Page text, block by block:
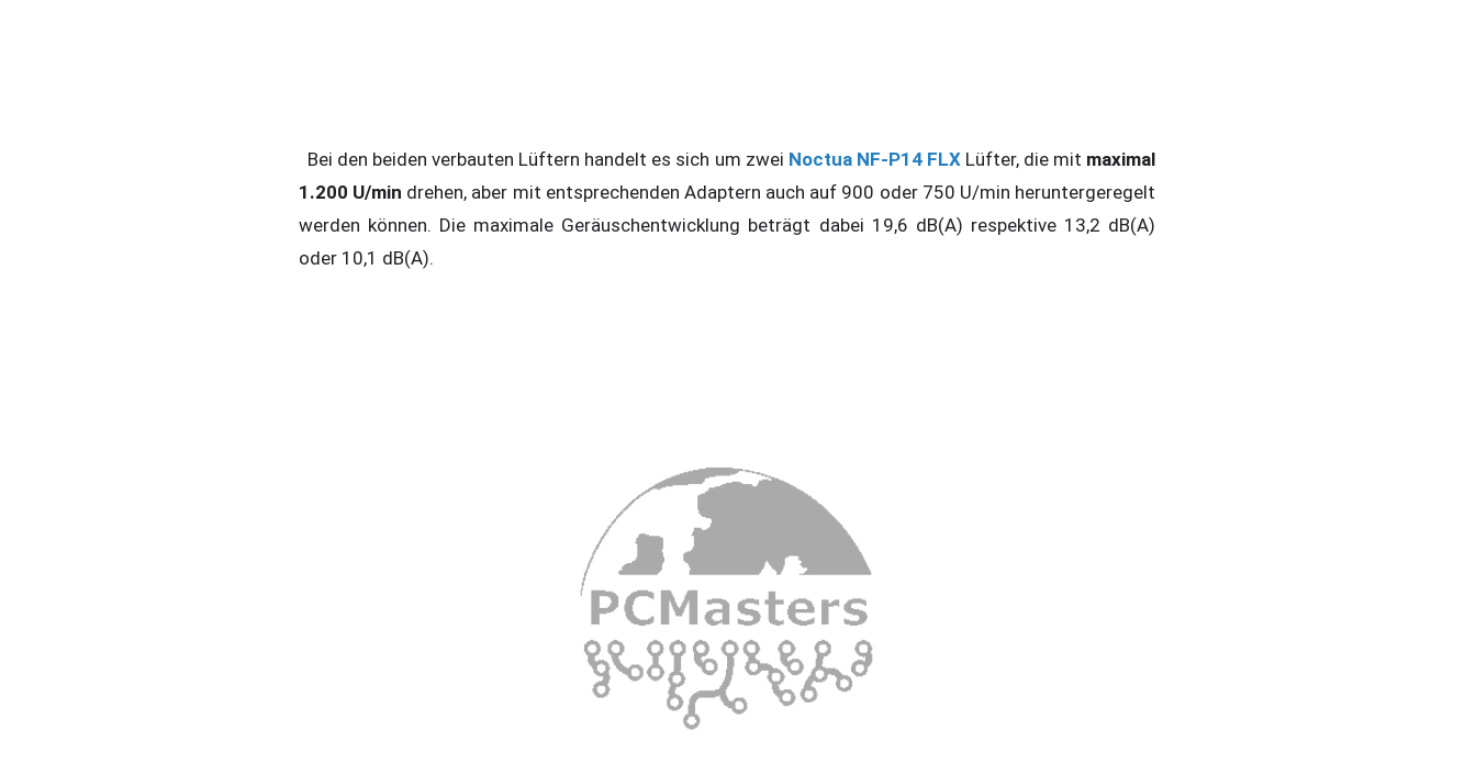
Bei den beiden verbauten Lüftern handelt es sich um zwei Noctua NF-P14 FLXLüfter, die mit maximal
1.200 U/min drehen, aber mit entsprechenden Adaptern auch auf 900 oder 750 U/min heruntergeregelt
werden können. Die maximale Geräuschentwicklung beträgt dabei 19,6 dB(A) respektive 13,2 dB(A)
oder 10,1 dB(A).